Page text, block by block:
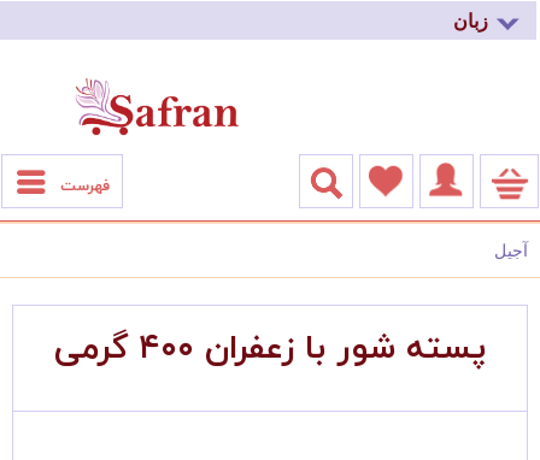
زبان
فهرست
آجیل
پسته شور با زعفران ۴۰۰ گرمی